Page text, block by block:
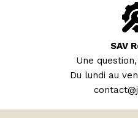
SAV
Une
Du lundi au